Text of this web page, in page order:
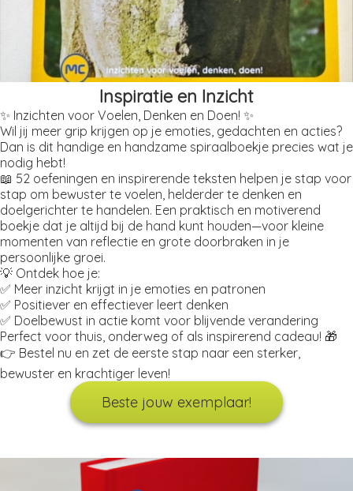
Inspiratie en Inzicht
✨ Inzichten voor Voelen, Denken en Doen! ✨
Wil jij meer grip krijgen op je emoties, gedachten en acties?
Dan is dit handige en handzame spiraalboekje precies wat je
nodig hebt!
📖 52 oefeningen en inspirerende teksten helpen je stap voor
stap om bewuster te voelen, helderder te denken en
doelgerichter te handelen. Een praktisch en motiverend
boekje dat je altijd bij de hand kunt houden—voor kleine
momenten van reflectie en grote doorbraken in je
persoonlijke groei.
💡 Ontdek hoe je:
✅ Meer inzicht krijgt in je emoties en patronen
✅ Positiever en effectiever leert denken
✅ Doelbewust in actie komt voor blijvende verandering
Perfect voor thuis, onderweg of als inspirerend cadeau! 🎁
👉 Bestel nu en zet de eerste stap naar een sterker,
bewuster en krachtiger leven!
Beste jouw exemplaar!